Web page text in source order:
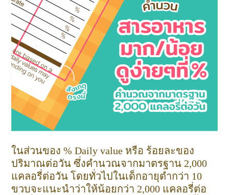
ในส่วนของ % Daily value หรือ ร้อยละของ
ปริมาณต่อวัน ซึ่งคำนวณจากมาตรฐาน 2,000
แคลอรี่ต่อวัน โดยทั่วไปในเด็กอายุตำกว่า 10
ขวบจะแนะนำว่าให้น้อยกว่า 2,000 แคลอรี่ต่อ